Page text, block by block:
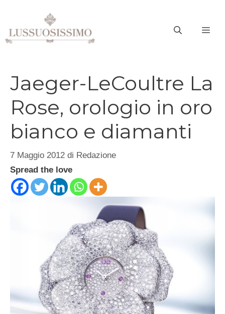
contenuto
Jaeger-LeCoultre La
Rose, orologio in oro
bianco e diamanti
7 Maggio 2012 di Redazione
Spread the love